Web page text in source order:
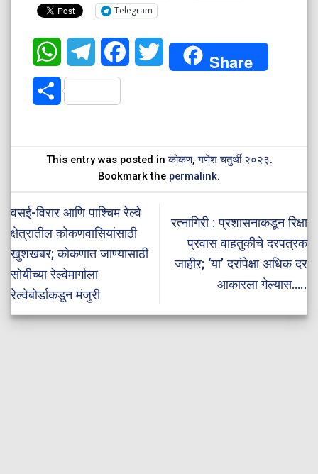
Telegram
WhatsAppTelegramFacebookTwitter Share
Share
This entry was posted inकोकण,गणेश चतुर्थी २०२३.
Bookmark the permalink.
वसई-विरार आणि पाश्चिम रेल्वे
क्षेत्रातील कोकणवासियांसाठी
खुशखबर; कोकणात जाण्यासाठी
सोयीच्या रेल्वेमार्गाला
रेल्वेबोर्डाकडून मंजुरी
रत्नागिरी : प्रशासनाकडून रिक्षा
प्रवास वाहतुकीचे दरपत्रक
जाहीर; ‘या’ दरांपेक्षा अधिक दर
आकारला गेल्यास…..